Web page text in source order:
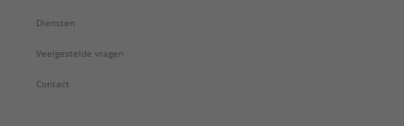
Diensten
Veelgestelde vragen
Contact